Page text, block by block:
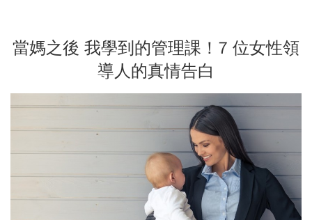
當媽之後 我學到的管理課！7 位女性領
導人的真情告白